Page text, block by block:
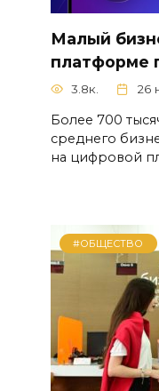
Малый
платформе
3.8к. 26
Более 700
среднего
на цифровой
#ОБЩЕСТВО